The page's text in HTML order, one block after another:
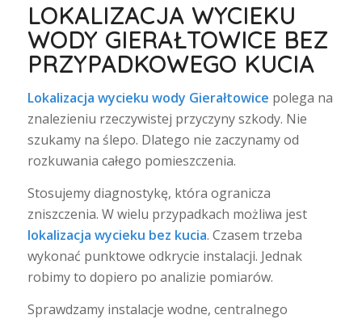
LOKALIZACJA WYCIEKU
WODY GIERAŁTOWICE BEZ
PRZYPADKOWEGO KUCIA
Lokalizacja wycieku wody Gierałtowice polega na
znalezieniu rzeczywistej przyczyny szkody. Nie
szukamy na ślepo. Dlatego nie zaczynamy od
rozkuwania całego pomieszczenia.
Stosujemy diagnostykę, która ogranicza
zniszczenia. W wielu przypadkach możliwa jest
lokalizacja wycieku bez kucia. Czasem trzeba
wykonać punktowe odkrycie instalacji. Jednak
robimy to dopiero po analizie pomiarów.
Sprawdzamy instalacje wodne, centralnego